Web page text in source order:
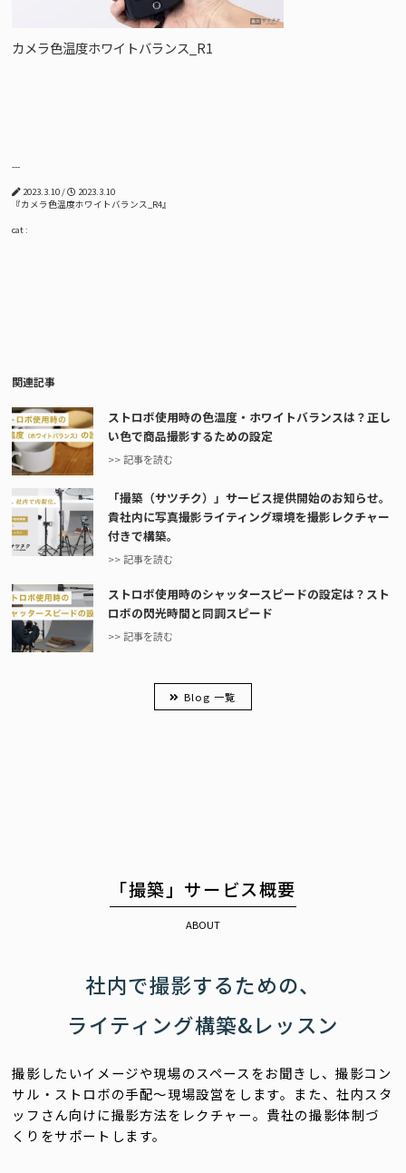
写真と広告事務所NoThrow
カメラ色温度ホワイトバランス_R1
---
2023.3.10 /
2023.3.10
『カメラ色温度ホワイトバランス_R4』
cat :
関連記事
ストロボ使用時の色温度・ホワイトバランスは？正し
い色で商品撮影するための設定
>> 記事を読む
「撮築（サツチク）」サービス提供開始のお知らせ。
貴社内に写真撮影ライティング環境を撮影レクチャー
付きで構築。
>> 記事を読む
ストロボ使用時のシャッタースピードの設定は？スト
ロボの閃光時間と同調スピード
>> 記事を読む
Blog 一覧
「撮築」サービス概要
ABOUT
社内で撮影するための、
ライティング構築&レッスン
撮影したいイメージや現場のスペースをお聞きし、撮影コン
サル・ストロボの手配〜現場設営をします。 また、社内スタ
ッフさん向けに撮影方法をレクチャー。貴社の撮影体制づ
くりをサポートします。